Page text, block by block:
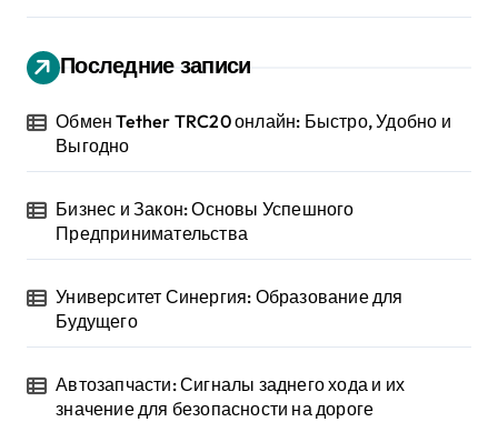
Последние записи
Обмен Tether TRC20 онлайн: Быстро, Удобно и
Выгодно
Бизнес и Закон: Основы Успешного
Предпринимательства
Университет Синергия: Образование для
Будущего
Автозапчасти: Сигналы заднего хода и их
значение для безопасности на дороге